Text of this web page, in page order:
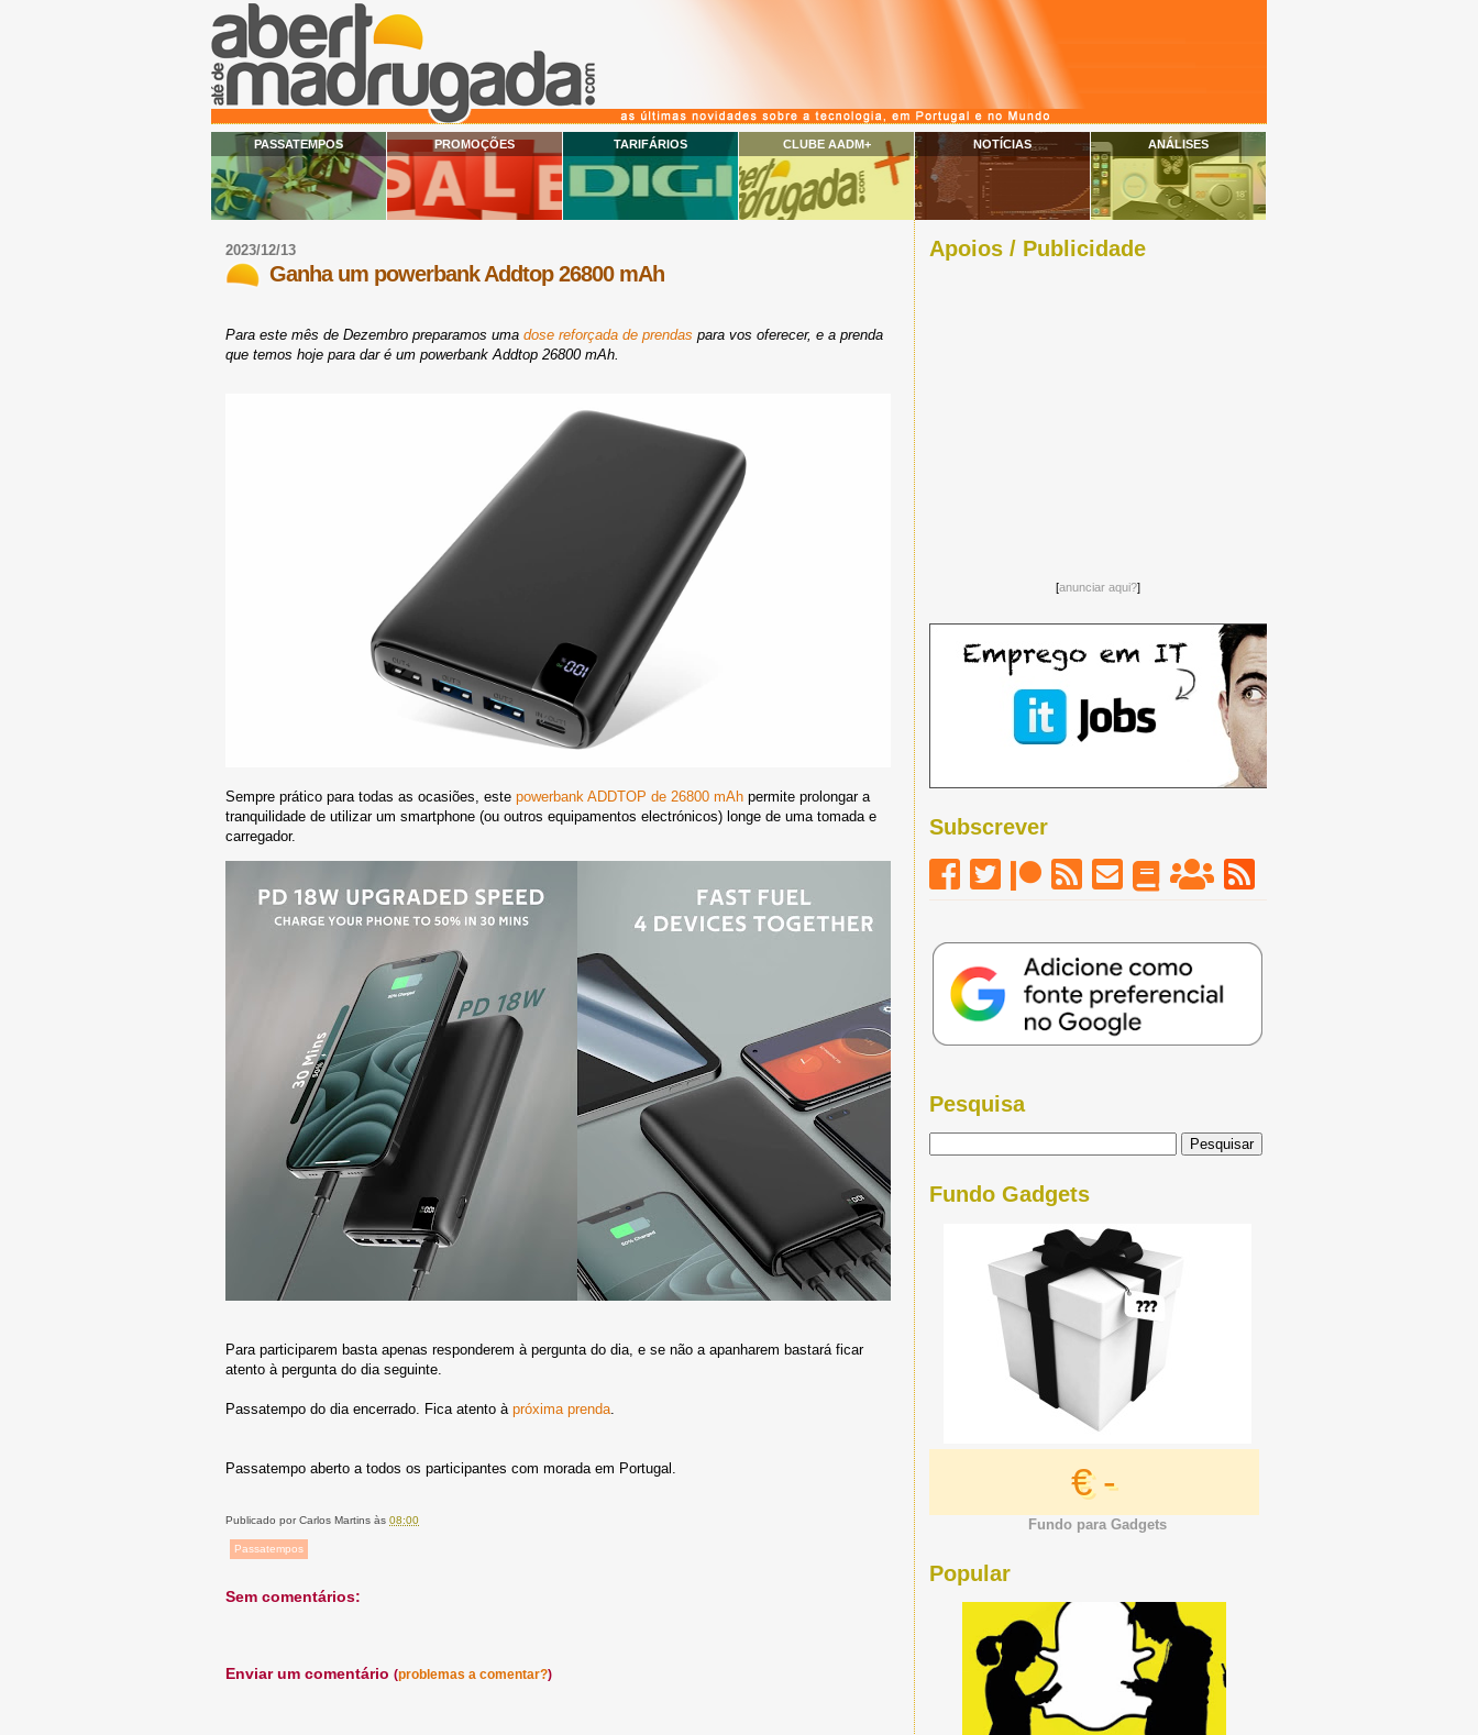
PASSATEMPOS PROMOÇÕES TARIFÁRIOS CLUBE AADM+ NOTÍCIAS ANÁLISES
2023/12/13
Ganha um powerbank Addtop 26800 mAh
Para este mês de Dezembro preparamos uma dose reforçada de prendas para vos oferecer, e a prenda
que temos hoje para dar é um powerbank Addtop 26800 mAh.
Sempre prático para todas as ocasiões, este powerbank ADDTOP de 26800 mAh permite prolongar a
tranquilidade de utilizar um smartphone (ou outros equipamentos electrónicos) longe de uma tomada e
carregador.
Para participarem basta apenas responderem à pergunta do dia, e se não a apanharem bastará ficar
atento à pergunta do dia seguinte.
Passatempo do dia encerrado. Fica atento à próxima prenda
Passatempo aberto a todos os participantes com morada em Portugal.
Publicado porCarlos Martins às 08:00
Passatempos
Sem comentários:
Enviar um comentário (problemas a comentar?)
Apoios / Publicidade
[anunciar aqui?]
Subscrever
Pesquisa
Fundo Gadgets
€ -
Fundo para Gadgets
Popular